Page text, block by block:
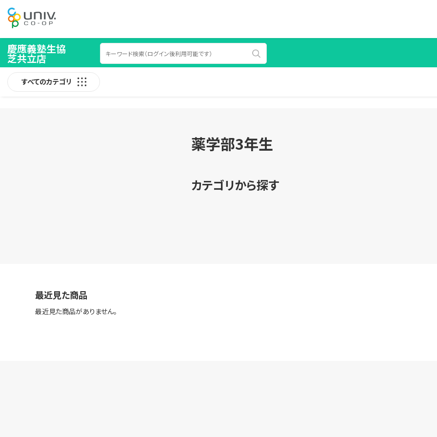
慶應義塾生協
芝共立店
すべてのカテゴリ
薬学部3年生
カテゴリから探す
最近見た商品
最近見た商品がありません。